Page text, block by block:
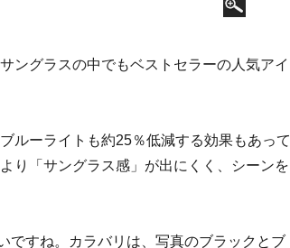
ングラスの中でもベストセラーの人気アイ
ルーライトも約25％低減する効果もあって
り「サングラス感」が出にくく、シーンを
ですね。カラバリは、写真のブラックとブ